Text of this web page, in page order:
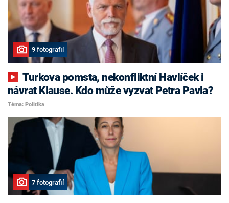
9 fotografií
Turkova pomsta, nekonfliktní Havlíček i
návrat Klause. Kdo může vyzvat Petra Pavla?
Téma: Politika
7 fotografií